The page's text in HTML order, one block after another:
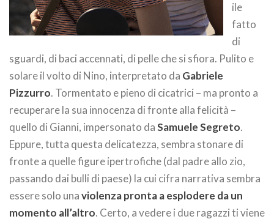
ile
fatto
di
sguardi, di baci accennati, di pelle che si sfiora. Pulito e
solare il volto di Nino, interpretato da Gabriele
Pizzurro. Tormentato e pieno di cicatrici – ma pronto a
recuperare la sua innocenza di fronte alla felicità –
quello di Gianni, impersonato daSamuele Segreto.
Eppure, tutta questa delicatezza, sembra stonare di
fronte a quelle figure ipertrofiche (dal padre allo zio,
passando dai bulli di paese) la cui cifra narrativa sembra
essere solo unaviolenza pronta a esplodere da un
momento all’altro. Certo, a vedere i due ragazzi ti viene